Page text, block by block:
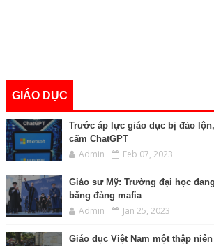
GIÁO DỤC
Trước áp lực giáo dục bị đảo
cấm ChatGPT
Admin Feb 07, 2023
Giáo sư Mỹ: Trường đại học
băng đảng mafia
Admin Jan 25, 2023
Giáo dục Việt Nam một thập